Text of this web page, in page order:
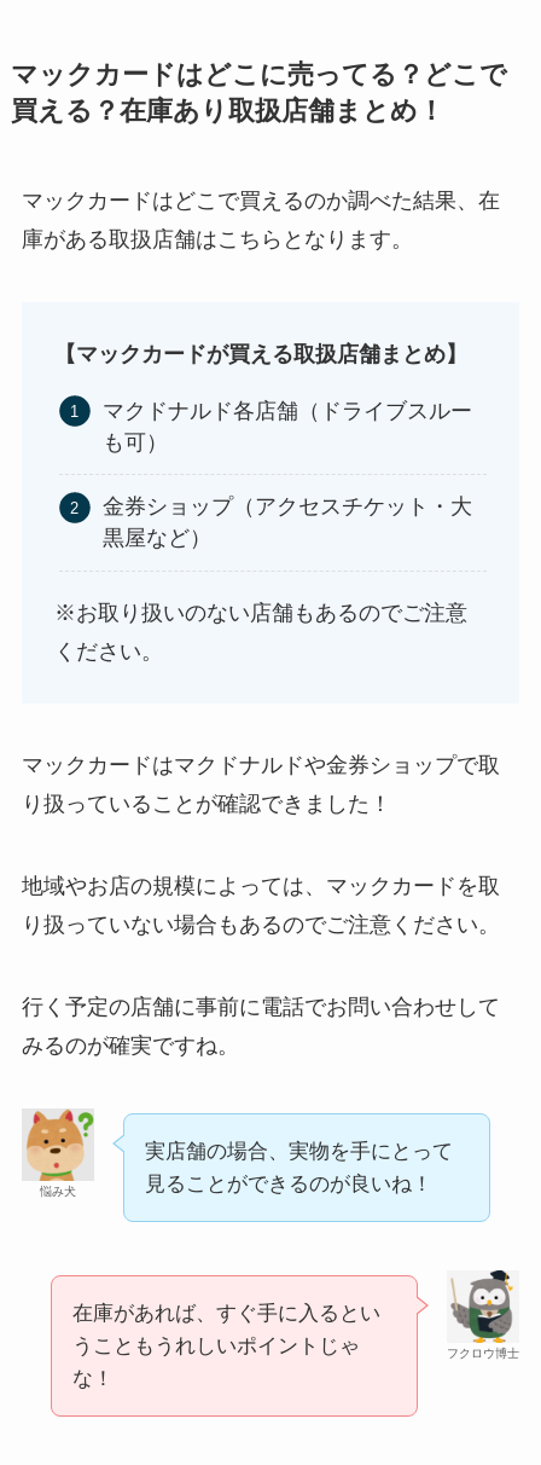
買える？
やべぇ旨いスパイスはどこで買える?カルディやイ
オンでは売ってない!
マックカードはどこに売ってる？どこで
買える？在庫あり取扱店舗まとめ！
マックカードはどこで買えるのか調べた結果、在
庫がある取扱店舗はこちらとなります。
【マックカードが買える取扱店舗まとめ】
マクドナルド各店舗（ドライブスルー
も可）
金券ショップ（アクセスチケット・大
黒屋など）
※お取り扱いのない店舗もあるのでご注意
ください。
マックカードはマクドナルドや金券ショップで取
り扱っていることが確認できました！
地域やお店の規模によっては、マックカードを取
り扱っていない場合もあるのでご注意ください。
行く予定の店舗に事前に電話でお問い合わせして
みるのが確実ですね。
悩み犬
実店舗の場合、実物を手にとって
見ることができるのが良いね！
フクロウ博士
在庫があれば、すぐ手に入るとい
うこともうれしいポイントじゃ
な！